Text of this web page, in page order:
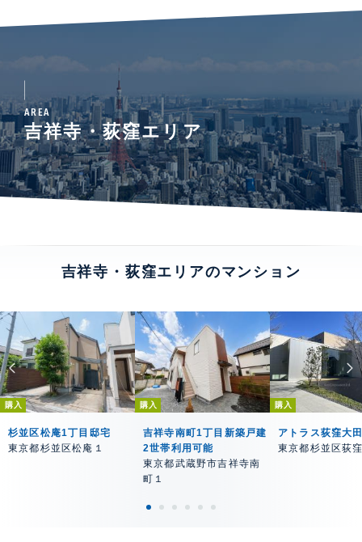
AREA
吉祥寺・荻窪エリア
吉祥寺・荻窪エリアのマンション
購入
杉並区松庵1丁目邸宅
東京都杉並区松庵１
購入
吉祥寺南町1丁目新築戸建
2世帯利用可能
東京都武蔵野市吉祥寺南
町１
購入
アトラス荻窪大
東京都杉並区荻